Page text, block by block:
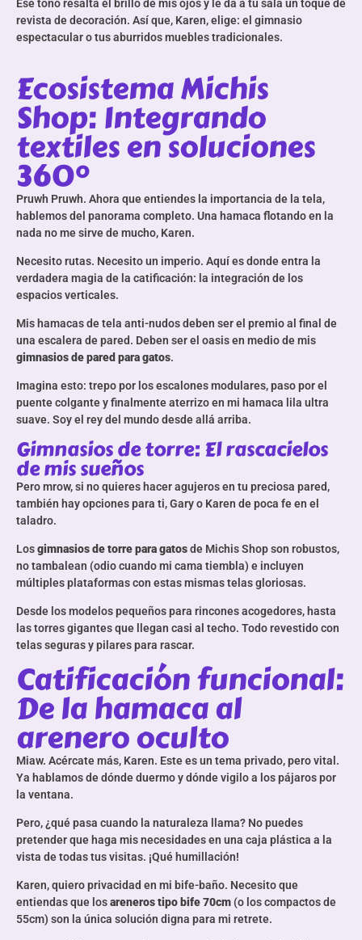
Ese tono resalta el brillo de mis ojos y le da a tu sala un toque de
revista de decoración. Así que, Karen, elige: el gimnasio
espectacular o tus aburridos muebles tradicionales.
Ecosistema Michis
Shop: Integrando
textiles en soluciones
360°
Pruwh Pruwh. Ahora que entiendes la importancia de la tela,
hablemos del panorama completo. Una hamaca flotando en la
nada no me sirve de mucho, Karen.
Necesito rutas. Necesito un imperio. Aquí es donde entra la
verdadera magia de la catificación: la integración de los
espacios verticales.
Mis hamacas de tela anti-nudos deben ser el premio al final de
una escalera de pared. Deben ser el oasis en medio de mis
gimnasios de pared para gatos.
Imagina esto: trepo por los escalones modulares, paso por el
puente colgante y finalmente aterrizo en mi hamaca lila ultra
suave. Soy el rey del mundo desde allá arriba.
Gimnasios de torre: El rascacielos
de mis sueños
Pero mrow, si no quieres hacer agujeros en tu preciosa pared,
también hay opciones para ti, Gary o Karen de poca fe en el
taladro.
Losgimnasios de torre para gatosde Michis Shop son robustos,
no tambalean (odio cuando mi cama tiembla) e incluyen
múltiples plataformas con estas mismas telas gloriosas.
Desde los modelos pequeños para rincones acogedores, hasta
las torres gigantes que llegan casi al techo. Todo revestido con
telas seguras y pilares para rascar.
Catificación funcional:
De la hamaca al
arenero oculto
Miaw. Acércate más, Karen. Este es un tema privado, pero vital.
Ya hablamos de dónde duermo y dónde vigilo a los pájaros por
la ventana.
Pero, ¿qué pasa cuando la naturaleza llama? No puedes
pretender que haga mis necesidades en una caja plástica a la
vista de todas tus visitas. ¡Qué humillación!
Karen, quiero privacidad en mi bife-baño. Necesito que
entiendas que losareneros tipo bife 70cm (o los compactos de
55cm) son la única solución digna para mi retrete.